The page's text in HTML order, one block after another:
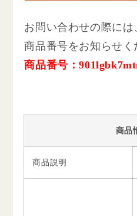
お問い合わせの際に
商品番号をお知らせく
商品番号：
商品
商品説明